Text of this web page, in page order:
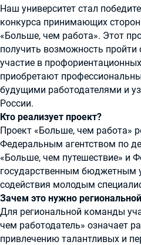
Наш университет стал
конкурса принимающих
«Больше, чем работа». Этот
получить возможность пройти
участие в
приобретают
будущими работодателями и
России.
Кто реализует проект?
Проект «Больше, чем работа»
Федеральным агентством по
«Больше, чем путешествие» и
государственным бюджетным
содействия молодым
Зачем это нужно
Для региональной команды
чем работодатель» означает
привлечению талантливых и